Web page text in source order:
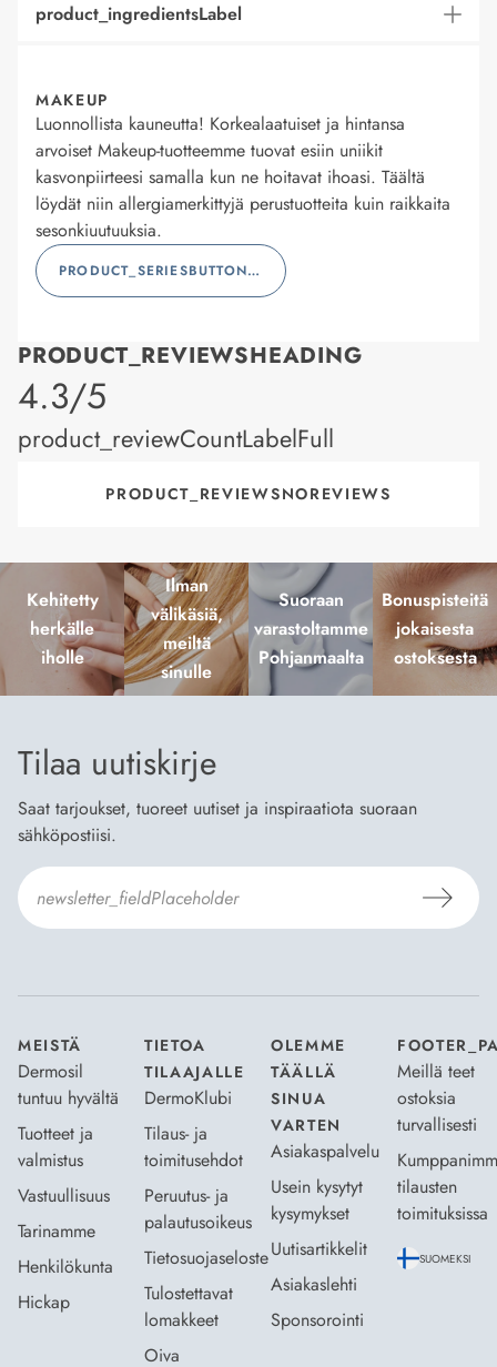
product_ingredientsLabel
MAKEUP
Luonnollista kauneutta! Korkealaatuiset ja hintansa
arvoiset Makeup-tuotteemme tuovat esiin uniikit
kasvonpiirteesi samalla kun ne hoitavat ihoasi. Täältä
löydät niin allergiamerkittyjä perustuotteita kuin raikkaita
sesonkiuutuuksia.
PRODUCT_SERIESBUTTONLABEL
PRODUCT_REVIEWSHEADING
product_rating
4.3/5
product_reviewCountLabelFull
PRODUCT_REVIEWSNOREVIEWS
Kehitetty
herkälle
iholle
Ilman
välikäsiä,
meiltä
sinulle
Suoraan
varastoltamme
Pohjanmaalta
Bonuspisteitä
jokaisesta
ostoksesta
Tilaa uutiskirje
Saat tarjoukset, tuoreet uutiset ja inspiraatiota suoraan
sähköpostiisi.
MEISTÄ
Dermosil
tuntuu hyvältä
Tuotteet ja
valmistus
Vastuullisuus
Tarinamme
Henkilökunta
Hickap
TIETOA
TILAAJALLE
DermoKlubi
Tilaus- ja
toimitusehdot
Peruutus- ja
palautusoikeus
Tietosuojaseloste
Tulostettavat
lomakkeet
Oiva
OLEMME
TÄÄLLÄ
SINUA
VARTEN
Asiakaspalvelu
Usein kysytyt
kysymykset
Uutisartikkelit
Asiakaslehti
Sponsorointi
Meillä teet
ostoksia
turvallisesti
tilausten
toimituksissa
SUOMEKSI